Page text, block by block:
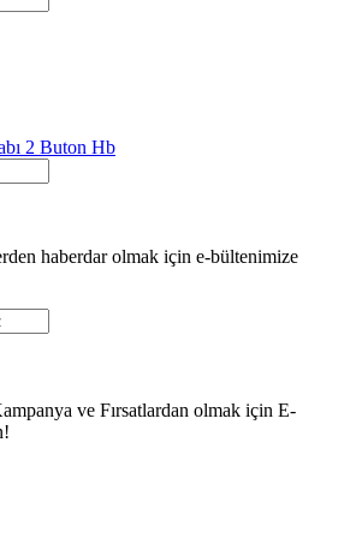
2 Buton Hb
haberdar olmak için e-bültenimize
ve Fırsatlardan olmak için E-